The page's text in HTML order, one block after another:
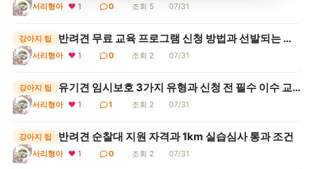
서리형아 ❤ 1 0 조회 5 07/31
강아지 팁 반려견 무료 교육 프로그램 신청 방법과 선발되는 순서
서리형아 ❤ 1 0 조회 2 07/31
강아지 팁 유기견 임시보호 3가지 유형과 신청 전 필수 이수 교육 조건
서리형아 ❤ 1 1 조회 2 07/31
강아지 팁 반려견 순찰대 지원 자격과 1km 실습심사 통과 조건
서리형아 ❤ 1 0 조회 2 07/31